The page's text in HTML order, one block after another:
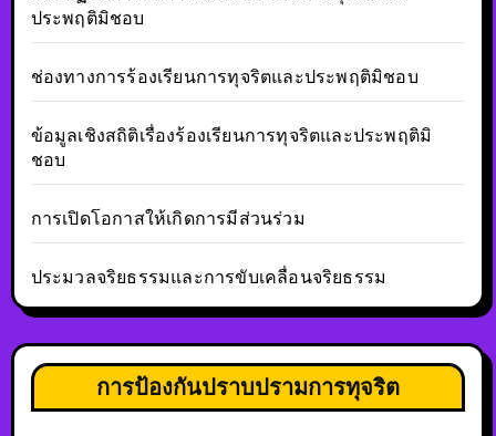
ประพฤติมิชอบ
ช่องทางการร้องเรียนการทุจริตและประพฤติมิชอบ
ข้อมูลเชิงสถิติเรื่องร้องเรียนการทุจริตและประพฤติมิ
ชอบ
การเปิดโอกาสให้เกิดการมีส่วนร่วม
ประมวลจริยธรรมและการขับเคลื่อนจริยธรรม
การป้องกันปราบปรามการทุจริต